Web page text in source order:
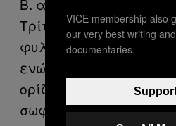
Τρίτη. Παρέμεινε στις
φυλακές για οκτώ
ενώ, σύμφωνα με όσα η
ορίζει, θα έπρεπε να
σωφρονιστικών
VICE membership also
our very best writing
documentaries.